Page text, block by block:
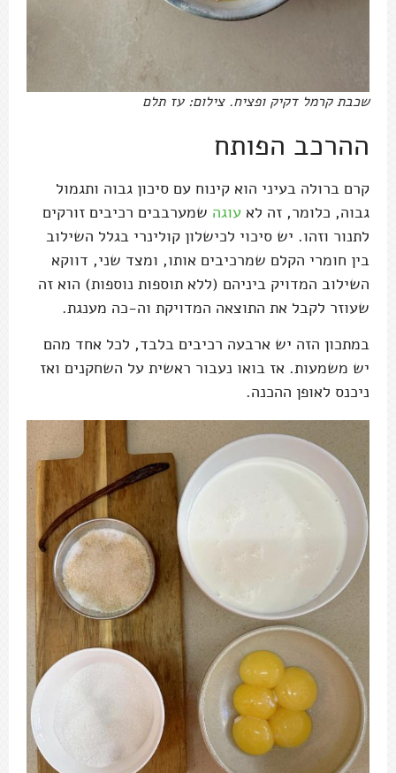
שכבת קרמל דקיק ופציח. צילום: עז תלם
ההרכב הפותח
קרם ברולה בעיני הוא קינוח עם סיכון גבוה ותגמול
גבוה, כלומר, זה לא עוגה שמערבבים רכיבים זורקים
לתנור וזהו. יש סיכוי לכישלון קולינרי בגלל השילוב
בין חומרי הקלם שמרכיבים אותו, ומצד שני, דווקא
השילוב המדויק ביניהם (ללא תוספות נוספות) הוא זה
שעוזר לקבל את התוצאה המדויקת וה-כה מענגת.
במתכון הזה יש ארבעה רכיבים בלבד, לכל אחד מהם
יש משמעות. אז בואו נעבור ראשית על השחקנים ואז
ניכנס לאופן ההכנה.